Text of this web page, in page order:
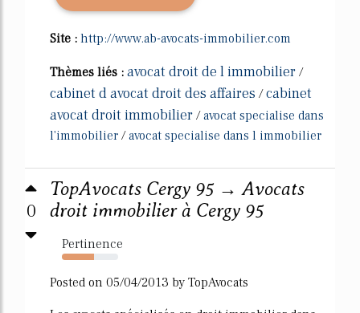
Site : http://www.ab-avocats-immobilier.com
Thèmes liés : avocat droit de l immobilier /
cabinet d avocat droit des affaires /cabinet
avocat droit immobilier /avocat specialise dans
l'immobilier /avocat specialise dans l immobilier
0
TopAvocats Cergy 95 → Avocats
droit immobilier à Cergy 95
Pertinence
57%
Posted on 05/04/2013 by TopAvocats